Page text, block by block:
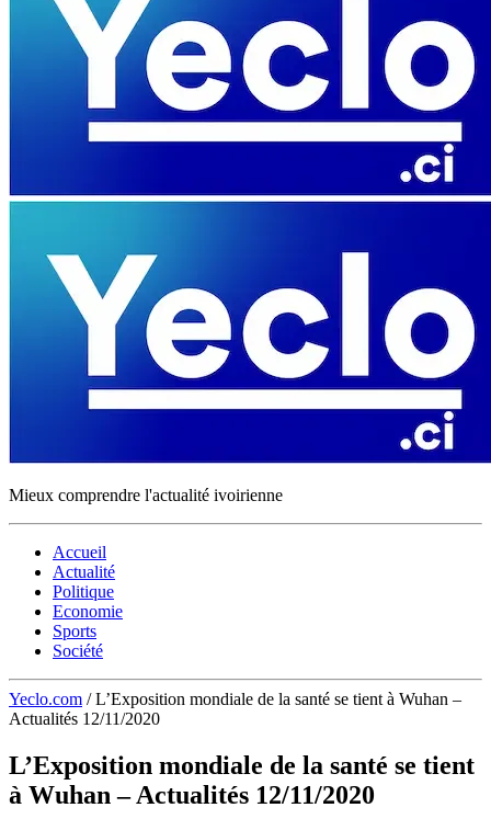
Mieux comprendre l'actualité ivoirienne
Accueil
Actualité
Politique
Economie
Sports
Société
Yeclo.com / L’Exposition mondiale de la santé se tient à Wuhan –
Actualités 12/11/2020
L’Exposition mondiale de la santé se tient
à Wuhan – Actualités 12/11/2020